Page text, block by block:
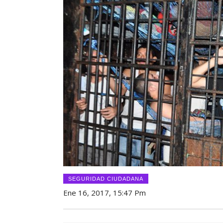
SEGURIDAD CIUDADANA
Ene 16, 2017, 15:47 Pm